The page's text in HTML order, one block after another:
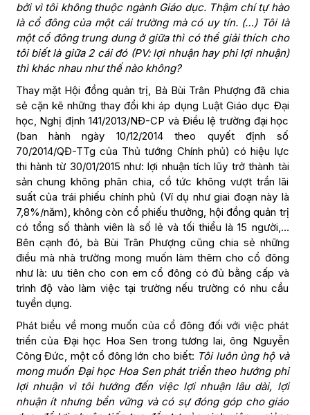
bởi vì tôi không thuộc ngành Giáo dục. Thậm chí tự hào
là cổ đông của một cái trường mà có uy tín. (…) Tôi là
một cổ đông trung dung ở giữa thì có thể giải thích cho
tôi biết là giữa 2 cái đó (PV: lợi nhuận hay phi lợi nhuận)
thì khác nhau như thế nào không?
Thay mặt Hội đồng quản trị, Bà Bùi Trân Phượng đã chia
sẻ cặn kẽ những thay đổi khi áp dụng Luật Giáo dục Đại
học, Nghị định 141/2013/NĐ-CP và Điều lệ trường đại học
(ban hành ngày 10/12/2014 theo quyết định số
70/2014/QĐ-TTg của Thủ tướng Chính phủ) có hiệu lực
thi hành từ 30/01/2015 như: lợi nhuận tích lũy trở thành tài
sản chung không phân chia, cổ tức không vượt trần lãi
suất của trái phiếu chính phủ (Ví dụ như giai đoạn này là
7,8%/năm), không còn cổ phiếu thưởng, hội đồng quản trị
có tổng số thành viên là số lẻ và tối thiểu là 15 người,…
Bên cạnh đó, bà Bùi Trân Phượng cũng chia sẻ những
điều mà nhà trường mong muốn làm thêm cho cổ đông
như là: ưu tiên cho con em cổ đông có đủ bằng cấp và
trình độ vào làm việc tại trường nếu trường có nhu cầu
tuyển dụng.
Phát biểu về mong muốn của cổ đông đối với việc phát
triển của Đại học Hoa Sen trong tương lai, ông Nguyễn
Công Đức, một cổ đông lớn cho biết: Tôi luôn ủng hộ và
mong muốn Đại học Hoa Sen phát triển theo hướng phi
lợi nhuận vì tôi hướng đến việc lợi nhuận lâu dài, lợi
nhuận ít nhưng bền vững và có sự đóng góp cho giáo